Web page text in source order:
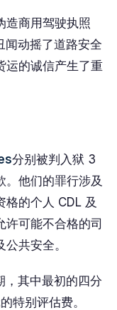
造商用驾驶执照
闻动摇了道路安全
运的诚信产生了重
分别被判入狱 3
。他们的罪行涉及
格的个人 CDL 及
可能不合格的司
共安全。
，其中最初的四分
特别评估费。